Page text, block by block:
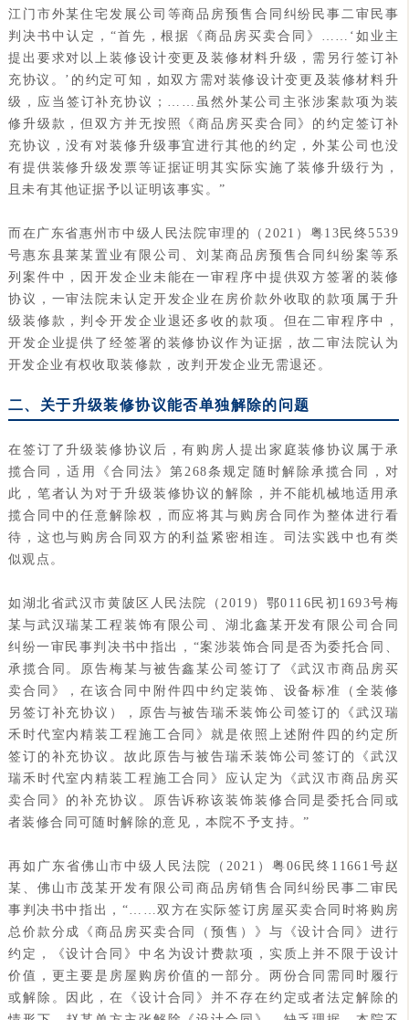
江门市外某住宅发展公司等商品房预售合同纠纷民事二审民事
判决书中认定，“首先，根据《商品房买卖合同》……‘如业主
提出要求对以上装修设计变更及装修材料升级，需另行签订补
充协议。’的约定可知，如双方需对装修设计变更及装修材料升
级，应当签订补充协议；……虽然外某公司主张涉案款项为装
修升级款，但双方并无按照《商品房买卖合同》的约定签订补
充协议，没有对装修升级事宜进行其他的约定，外某公司也没
有提供装修升级发票等证据证明其实际实施了装修升级行为，
且未有其他证据予以证明该事实。”
而在广东省惠州市中级人民法院审理的（2021）粤13民终5539
号惠东县莱某置业有限公司、刘某商品房预售合同纠纷案等系
列案件中，因开发企业未能在一审程序中提供双方签署的装修
协议，一审法院未认定开发企业在房价款外收取的款项属于升
级装修款，判令开发企业退还多收的款项。但在二审程序中，
开发企业提供了经签署的装修协议作为证据，故二审法院认为
开发企业有权收取装修款，改判开发企业无需退还。
二、关于升级装修协议能否单独解除的问题
在签订了升级装修协议后，有购房人提出家庭装修协议属于承
揽合同，适用《合同法》第268条规定随时解除承揽合同，对
此，笔者认为对于升级装修协议的解除，并不能机械地适用承
揽合同中的任意解除权，而应将其与购房合同作为整体进行看
待，这也与购房合同双方的利益紧密相连。司法实践中也有类
似观点。
如湖北省武汉市黄陂区人民法院（2019）鄂0116民初1693号梅
某与武汉瑞某工程装饰有限公司、湖北鑫某开发有限公司合同
纠纷一审民事判决书中指出，“案涉装饰合同是否为委托合同、
承揽合同。原告梅某与被告鑫某公司签订了《武汉市商品房买
卖合同》，在该合同中附件四中约定装饰、设备标准（全装修
另签订补充协议），原告与被告瑞禾装饰公司签订的《武汉瑞
禾时代室内精装工程施工合同》就是依照上述附件四的约定所
签订的补充协议。故此原告与被告瑞禾装饰公司签订的《武汉
瑞禾时代室内精装工程施工合同》应认定为《武汉市商品房买
卖合同》的补充协议。原告诉称该装饰装修合同是委托合同或
者装修合同可随时解除的意见，本院不予支持。”
再如广东省佛山市中级人民法院（2021）粤06民终11661号赵
某、佛山市茂某开发有限公司商品房销售合同纠纷民事二审民
事判决书中指出，“……双方在实际签订房屋买卖合同时将购房
总价款分成《商品房买卖合同（预售）》与《设计合同》进行
约定，《设计合同》中名为设计费款项，实质上并不限于设计
价值，更主要是房屋购房价值的一部分。两份合同需同时履行
或解除。因此，在《设计合同》并不存在约定或者法定解除的